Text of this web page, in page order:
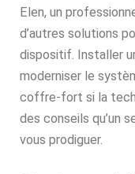
Elen, un
d’autres solutions
dispositif. Installer
moderniser le
coffre-fort si la
des conseils qu’un
vous prodiguer.